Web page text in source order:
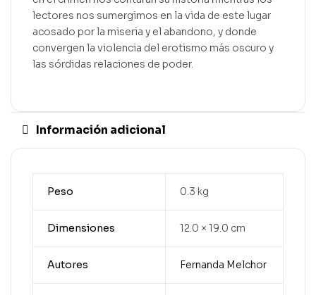
lectores nos sumergimos en la vida de este lugar
acosado por la miseria y el abandono, y donde
convergen la violencia del erotismo más oscuro y
las sórdidas relaciones de poder.
Información adicional
Peso 0.3 kg
Dimensiones 12.0 × 19.0 cm
Autores Fernanda Melchor